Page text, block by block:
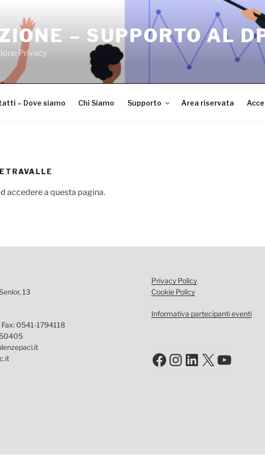
– SUPPORTO AL
Privacy
– Dove siamo Chi Siamo Supporto Area riservata
accedere a questa pagina.
13
0541-1794118
Privacy Policy
Cookie Policy
Informativa partecipanti eventi
Facebook
Instagram
LinkedIn
X